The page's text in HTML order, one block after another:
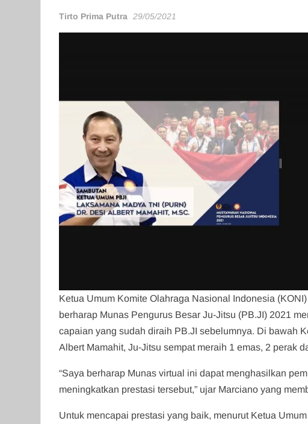
Tirto Prima Putra 29/05/2021
Ketua Umum Komite Olahraga Nasional Indonesia
berharap Munas Pengurus Besar Ju-Jitsu (PB.JI) 2021
capaian yang sudah diraih PB.JI sebelumnya. Di bawah
Albert Mamahit, Ju-Jitsu sempat meraih 1 emas, 2 perak
“Saya berharap Munas virtual ini dapat menghasilkan
meningkatkan prestasi tersebut,” ujar Marciano yang
Untuk mencapai prestasi yang baik, menurut Ketua